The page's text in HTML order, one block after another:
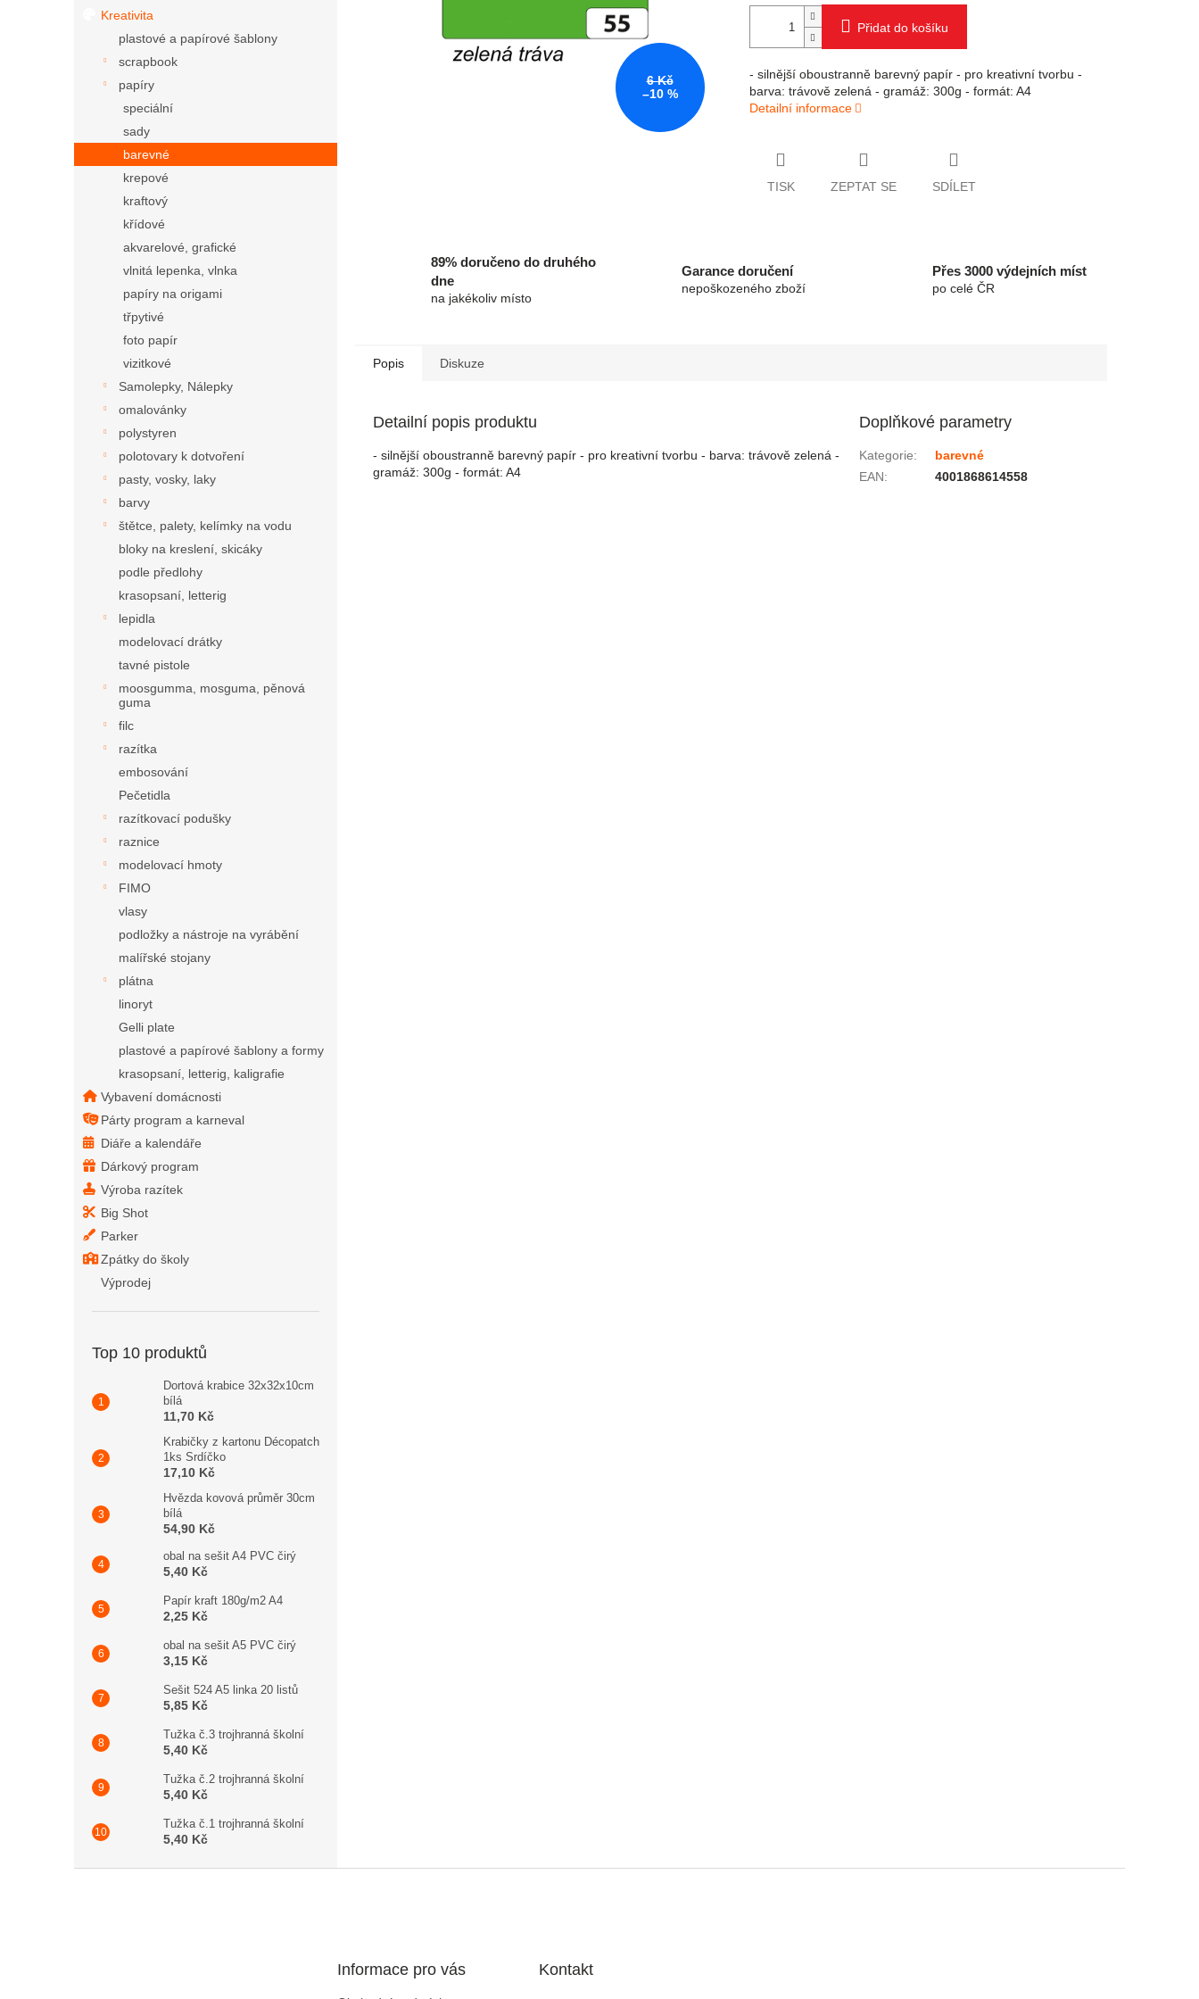
Kreativita
plastové a papírové šablony
scrapbook
papíry
speciální
sady
barevné
krepové
kraftový
křídové
akvarelové, grafické
vlnitá lepenka, vlnka
papíry na origami
třpytivé
foto papír
vizitkové
Samolepky, Nálepky
omalovánky
polystyren
polotovary k dotvoření
pasty, vosky, laky
barvy
štětce, palety, kelímky na vodu
bloky na kreslení, skicáky
podle předlohy
krasopsaní, letterig
lepidla
modelovací drátky
tavné pistole
moosgumma, mosguma, pěnová
guma
filc
razítka
embosování
Pečetidla
razítkovací podušky
raznice
modelovací hmoty
FIMO
vlasy
podložky a nástroje na vyrábění
malířské stojany
plátna
linoryt
Gelli plate
plastové a papírové šablony a formy
krasopsaní, letterig, kaligrafie
Vybavení domácnosti
Párty program a karneval
Diáře a kalendáře
Dárkový program
Výroba razítek
Big Shot
Parker
Zpátky do školy
Výprodej
Top 10 produktů
Dortová krabice 32x32x10cm
bílá
11,70 Kč
Krabičky z kartonu Décopatch
1ks Srdíčko
17,10 Kč
Hvězda kovová průměr 30cm
bílá
54,90 Kč
obal na sešit A4 PVC čirý
5,40 Kč
Papír kraft 180g/m2 A4
2,25 Kč
obal na sešit A5 PVC čirý
3,15 Kč
Sešit 524 A5 linka 20 listů
5,85 Kč
Tužka č.3 trojhranná školní
5,40 Kč
Tužka č.2 trojhranná školní
5,40 Kč
Tužka č.1 trojhranná školní
5,40 Kč
6 Kč
–10 %
Přidat do košíku
- silnější oboustranně barevný papír - pro kreativní tvorbu -
barva: trávově zelená - gramáž: 300g - formát: A4
Detailní informace
TISK ZEPTAT SE SDÍLET
89% doručeno do druhého
dne
na jakékoliv místo
Garance doručení
nepoškozeného zboží
Přes 3000 výdejních míst
po celé ČR
Popis Diskuze
Detailní popis produktu
- silnější oboustranně barevný papír - pro kreativní tvorbu - barva: trávově zelená -
gramáž: 300g - formát: A4
Doplňkové parametry
Kategorie:
barevné
EAN: 4001868614558
Informace pro vás Kontakt